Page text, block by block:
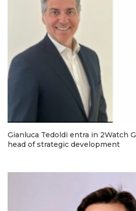
Gianluca Tedoldi entra in 2Watch
head of strategic development